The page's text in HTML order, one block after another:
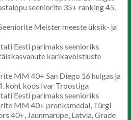
seeniorite 35+ ranking 45.
Meister meeste üksik- ja
Eesti parimaks seenioriks
karikavõistluste
MM 40+ San Diego 16 hulgas ja
koht koos Ivar Troostiga
Eesti parimaks seenioriks
MM 40+ pronksmedal, Türgi
40+, Jaunmarupe, Latvia, Grade